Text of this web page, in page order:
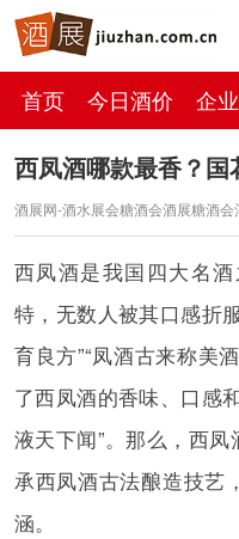
首页 今日酒价 企业
百科
西凤酒哪款最香？
酒展网-酒水展会糖酒会酒展糖酒会
西凤酒是我国四大名
特，无数人被其口感折
育良方”“凤酒古来称美
了西凤酒的香味、口感
液天下闻”。那么，西
承西凤酒古法酿造技艺
涵。